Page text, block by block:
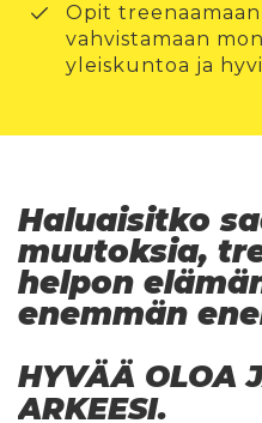
Opit
vahvistamaan
yleiskuntoa ja
Haluaisitko
muutoksia,
helpon
enemmän
HYVÄÄ OLOA
ARKEESI.